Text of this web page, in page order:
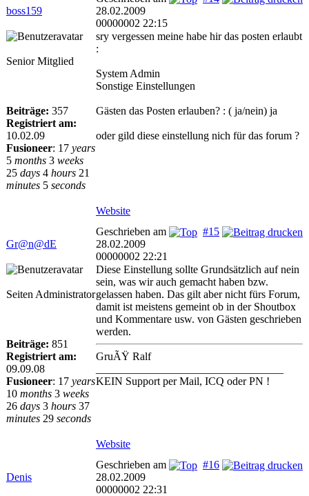
boss159
28.02.2009
00000002 22:15
Senior Mitglied
Beiträge: 357
Registriert am:
10.02.09
Fusioneer: 17 years
5 months 3 weeks
25 days 4 hours 21
minutes 5 seconds
sry vergessen meine habe hir das posten erlaubt
:
System Admin
Sonstige Einstellungen
Gästen das Posten erlauben? : ( ja/nein) ja
oder gild diese einstellung nich für das forum ?
Website
Gr@n@dE
#15
Geschrieben am
28.02.2009
00000002 22:21
Seiten Administrator
Beiträge: 851
Registriert am:
09.09.08
Fusioneer: 17 years
10 months 3 weeks
26 days 3 hours 37
minutes 29 seconds
Diese Einstellung sollte Grundsätzlich auf nein
sein, was wir auch gemacht haben bzw.
gelassen haben. Das gilt aber nicht fürs Forum,
damit ist meistens gemeint ob in der Shoutbox
und Kommentare usw. von Gästen geschrieben
werden.
GruÃŸ Ralf
KEIN Support per Mail, ICQ oder PN !
Website
Denis
#16
Geschrieben am
28.02.2009
00000002 22:31